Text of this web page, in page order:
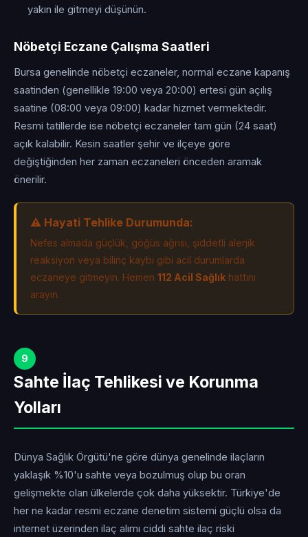
yakın ile gitmeyi düşünün.
Nöbetçi Eczane Çalışma Saatleri
Bursa genelinde nöbetçi eczaneler, normal eczane kapanış
saatinden (genellikle 19:00 veya 20:00) ertesi gün açılış
saatine (08:00 veya 09:00) kadar hizmet vermektedir.
Resmi tatillerde ise nöbetçi eczaneler tam gün (24 saat)
açık kalabilir. Kesin saatler şehir ve ilçeye göre
değiştiğinden her zaman eczaneleri önceden aramak
önerilir.
⚠️ Hayati Tehlike Durumunda:
Nefes almada güçlük, göğüs ağrısı, şiddetli alerjik
reaksiyon veya bilinç kaybı gibi acil durumlarda
eczaneye gitmeyin. Hemen 112 Acil Sağlık hattını
arayın.
9
Sahte İlaç Tehlikesi ve Korunma
Yolları
Dünya Sağlık Örgütü'ne göre dünya genelinde ilaçların
yaklaşık %10'u sahte veya bozulmuş olup bu oran
gelişmekte olan ülkelerde çok daha yüksektir. Türkiye'de
her ne kadar resmi eczane denetim sistemi güçlü olsa da
internet üzerinden ilaç alımı ciddi sahte ilaç riski